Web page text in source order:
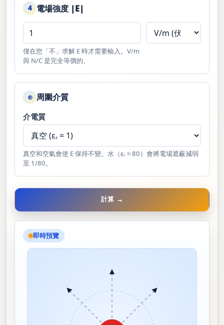
4 電場強度 |E|
僅在您「不」求解 E 時才需要輸入。V/m
與 N/C 是完全等價的。
⊕ 周圍介質
介電質
真空和空氣會使 E 保持不變。水（εᵣ ≈ 80）會將電場遮蔽減弱
至 1/80。
計算 →
即時預覽